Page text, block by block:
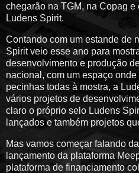
chegarão na TGM, na Copag
Ludens Spirit.
Contando com um estande de
Spirit veio esse ano para
desenvolvimento e produção
nacional, com um espaço
pecinhas todas à mostra, a
vários projetos de
claro o próprio selo Ludens
lançados e também projetos
Mas vamos começar falando
lançamento da plataforma
plataforma de financiamento